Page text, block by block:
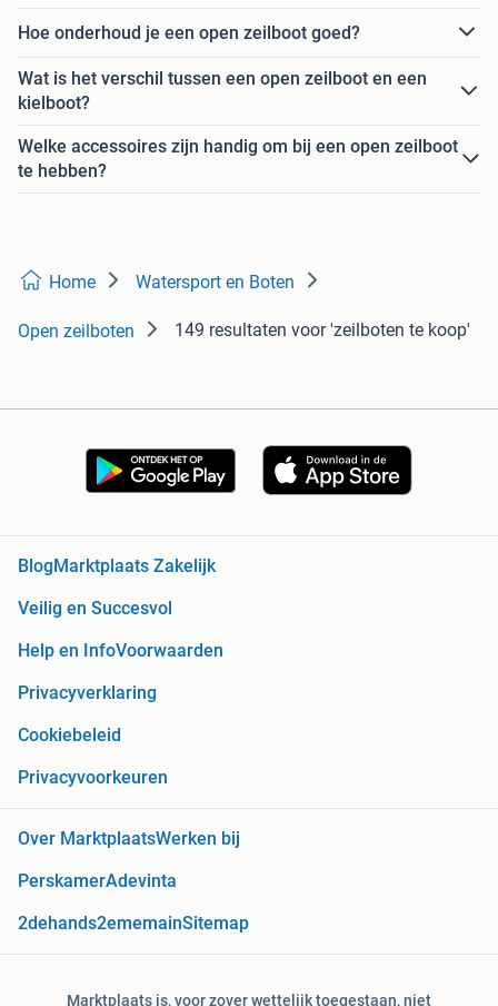
Hoe onderhoud je een open zeilboot goed?
Wat is het verschil tussen een open zeilboot en een
kielboot?
Welke accessoires zijn handig om bij een open zeilboot
te hebben?
Home Watersport en Boten
Open zeilboten 149 resultaten voor 'zeilboten te koop'
Blog Marktplaats Zakelijk
Veilig en Succesvol
Help en InfoVoorwaarden
Privacyverklaring
Cookiebeleid
Privacyvoorkeuren
Over MarktplaatsWerken bij
PerskamerAdevinta
2dehands2ememainSitemap
Marktplaats is, voor zover wettelijk toegestaan, niet